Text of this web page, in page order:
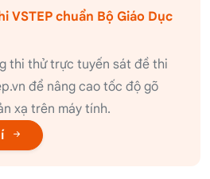
VSTEP chuẩn Bộ Giáo Dục
thi thử trực tuyến sát đề thi
để nâng cao tốc độ gõ
xạ trên máy tính.